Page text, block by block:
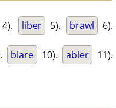
4). liber 5). brawl 6).
blare 10). abler 11).